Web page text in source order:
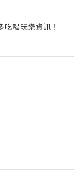
喝玩樂資訊！